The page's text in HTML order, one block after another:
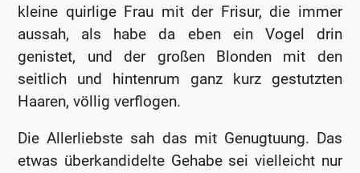
kleine quirlige Frau mit der Frisur, die immer
aussah, als habe da eben ein Vogel drin
genistet, und der großen Blonden mit den
seitlich und hintenrum ganz kurz gestutzten
Haaren, völlig verflogen.
Die Allerliebste sah das mit Genugtuung. Das
etwas überkandidelte Gehabe sei vielleicht nur